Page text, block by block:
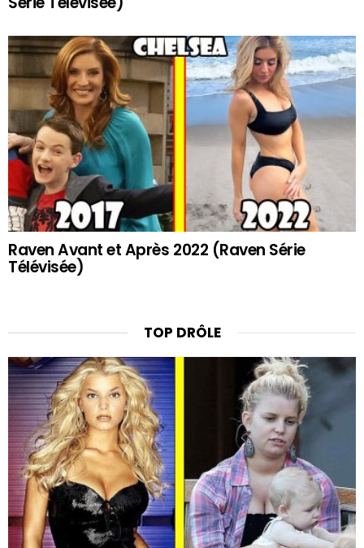
Raven Avant et Après 2022 (Raven Série
Télévisée)
TOP DRÔLE